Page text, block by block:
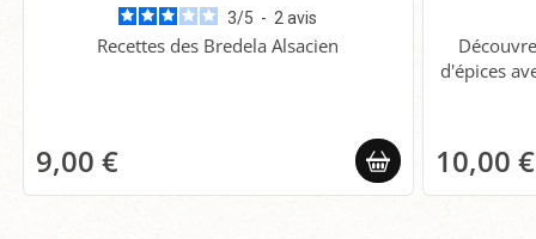
3/5 - 2avis
Recettes des Bredela Alsacien
9,00 €
d'épices
10,00 €